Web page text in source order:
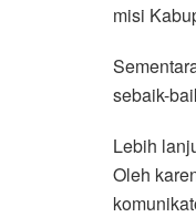
misi
sebaik-
Lebih
Oleh